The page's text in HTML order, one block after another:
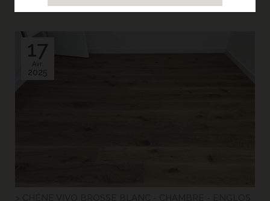
17
Avr.
2025